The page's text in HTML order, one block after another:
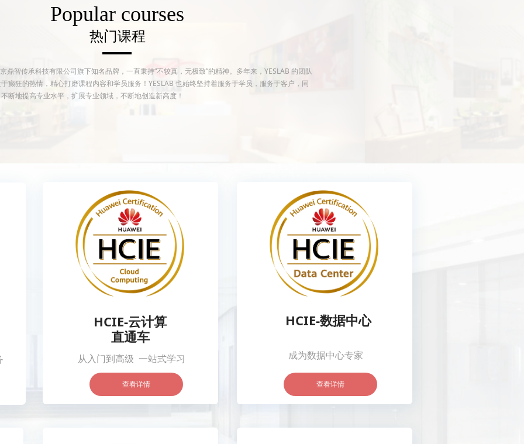
Popular courses
鼎智传承科技有限公司旗下知名品牌，一直秉持“不较真，无极致”的精神。多年来，YESLAB 的团队
癫狂的热情，精心打磨课程内容和学员服务！YESLAB 也始终坚持着服务于学员，服务于客户，同
断地提高专业水平，扩展专业领域，不断地创造新高度！
热门课程
HCIE-云计算
直通车
从入门到高级 一站式学习
查看详情
HCIE-数据中心
成为数据中心专家
查看详情